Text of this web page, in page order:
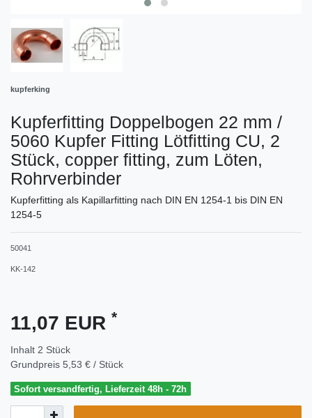
kupferking
Kupferfitting Doppelbogen 22 mm /
5060 Kupfer Fitting Lötfitting CU, 2
Stück, copper fitting, zum Löten,
Rohrverbinder
Kupferfitting als Kapillarfitting nach DIN EN 1254-1 bis DIN EN
1254-5
50041
KK-142
11,07 EUR *
Inhalt 2 Stück
Grundpreis 5,53 € / Stück
Sofort versandfertig, Lieferzeit 48h - 72h